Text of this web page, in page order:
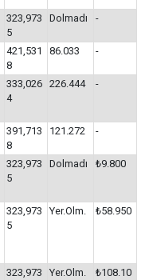
323,973
5
Dolmadı -
421,531
8
86.033 -
333,026
4
226.444 -
391,713
8
121.272 -
323,973
5
Dolmadı ₺9.800
323,973
5
Yer.Olm. ₺58.950
323,973
Yer.Olm.
₺108.10